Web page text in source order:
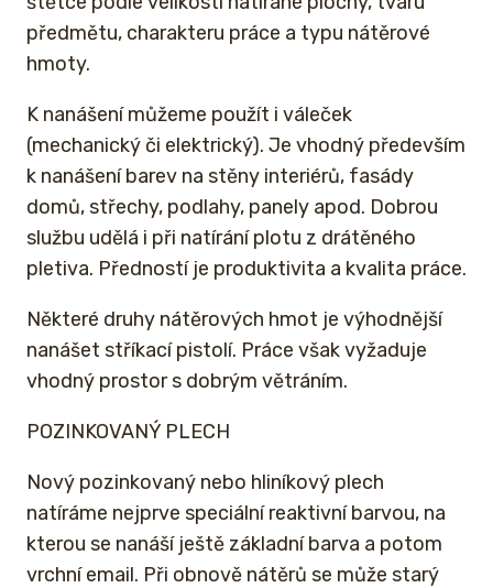
předmětu, charakteru práce a typu nátěrové
hmoty.
K nanášení můžeme použít i váleček
(mechanický či elektrický). Je vhodný především
k nanášení barev na stěny interiérů, fasády
domů, střechy, podlahy, panely apod. Dobrou
službu udělá i při natírání plotu z drátěného
pletiva. Předností je produktivita a kvalita práce.
Některé druhy nátěrových hmot je výhodnější
nanášet stříkací pistolí. Práce však vyžaduje
vhodný prostor s dobrým větráním.
POZINKOVANÝ PLECH
Nový pozinkovaný nebo hliníkový plech
natíráme nejprve speciální reaktivní barvou, na
kterou se nanáší ještě základní barva a potom
vrchní email. Při obnově nátěrů se může starý